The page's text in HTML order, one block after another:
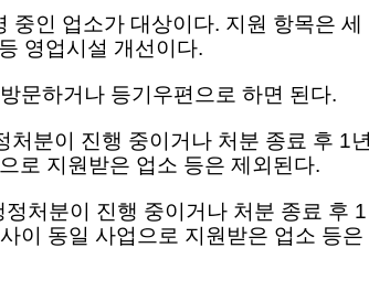
인 업소가 대상이다. 지원 항목은 세
영업시설 개선이다.
문하거나 등기우편으로 하면 된다.
분이 진행 중이거나 처분 종료 후 1년
로 지원받은 업소 등은 제외된다.
처분이 진행 중이거나 처분 종료 후 1
이 동일 사업으로 지원받은 업소 등은